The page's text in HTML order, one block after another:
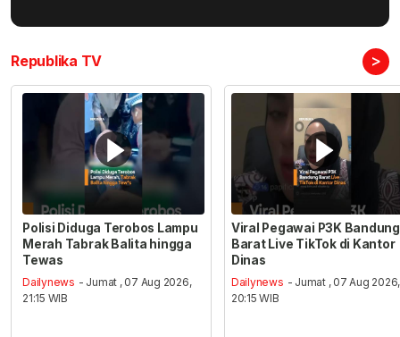
Republika TV >
Polisi Diduga Terobos Lampu
Merah Tabrak Balita hingga
Tewas
Dailynews - Jumat , 07 Aug 2026,
21:15 WIB
Viral Pegawai P3K Bandung
Barat Live TikTok di Kantor
Dinas
Dailynews - Jumat , 07 Aug 2026,
20:15 WIB